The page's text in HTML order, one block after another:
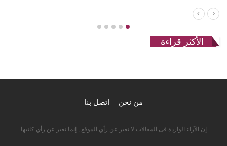
الأكثر قراءة
من نحن اتصل بنا
إن الآراء الواردة فى المقالات لا تعبر عن رأي الموقع , إنما تعبر عن رأي كاتبها